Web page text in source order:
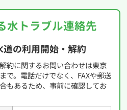
水トラブル連絡先
の利用開始・解約
約に関するお問い合わせは東京
で。電話だけでなく、FAXや郵送
もあるため、事前に確認してお